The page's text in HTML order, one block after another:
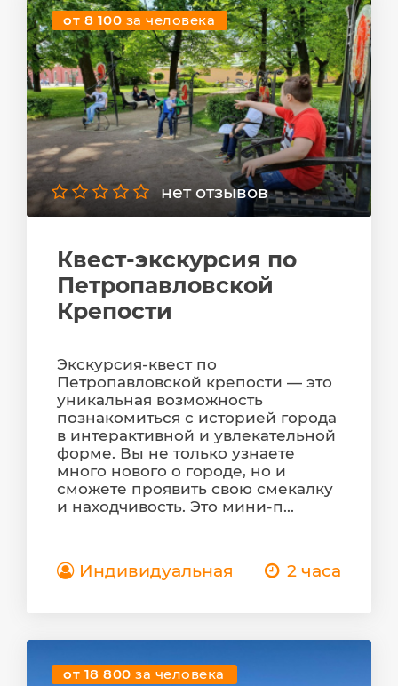
от 8 100 за человека
нет отзывов
Квест-экскурсия по
Петропавловской
Крепости
Экскурсия-квест по
Петропавловской крепости — это
уникальная возможность
познакомиться с историей города
в интерактивной и увлекательной
форме. Вы не только узнаете
много нового о городе, но и
сможете проявить свою смекалку
и находчивость. Это мини-п...
Индивидуальная 2 часа
от 18 800за человека